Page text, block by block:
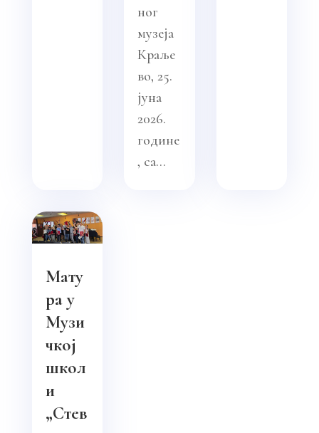
ног
музеја
Краље
во, 25.
јуна
2026.
године
, са...
Мату
ра у
Музи
чкој
школ
и
„Стев